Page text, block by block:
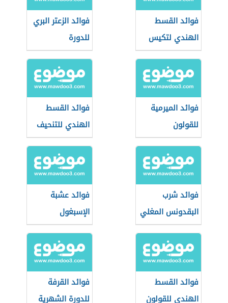
فوائد القسط
الهندي لتكيس
المبايض
فوائد الزعتر البري
للدورة
فوائد الميرمية
للقولون
فوائد القسط
الهندي للتنحيف
فوائد شرب
البقدونس المغلي
فوائد عشبة
الإسبغول
فوائد القسط
الهندي للقولون
فوائد القرفة
للدورة الشهرية